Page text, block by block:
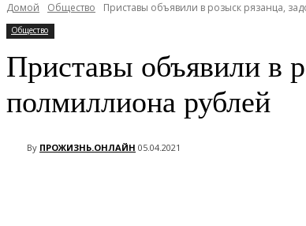
Домой Общество Приставы объявили в розыск рязанца,
Общество
Приставы объявили в
полмиллиона рублей
By ПРОЖИЗНЬ.ОНЛАЙН 05.04.2021